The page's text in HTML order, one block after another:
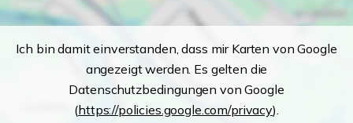
Ich bin damit einverstanden, dass mir Karten von Google
angezeigt werden. Es gelten die
Datenschutzbedingungen von Google
(https://policies.google.com/privacy).